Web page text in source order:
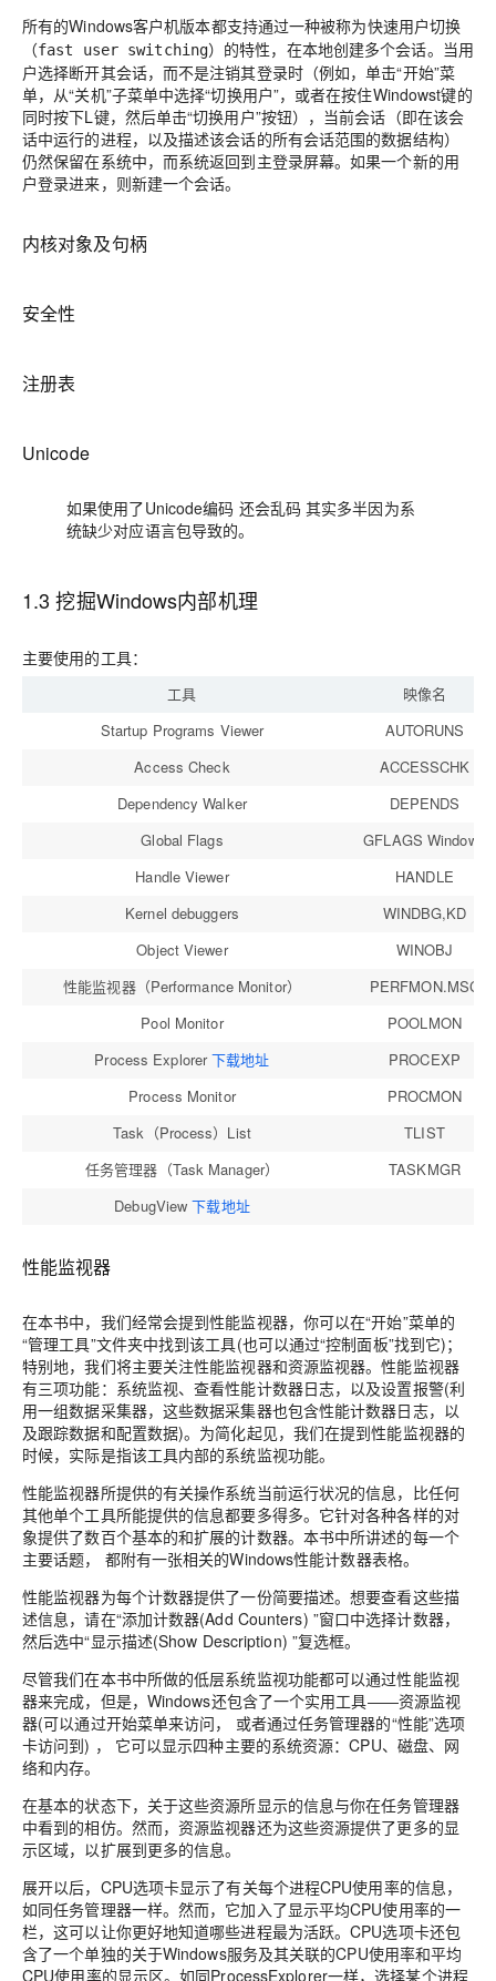
所有的Windows客户机版本都支持通过一种被称为快速用户切换
（fast user switching） 的特性，在本地创建多个会话。当用
户选择断开其会话，而不是注销其登录时（例如，单击“开始”菜
单，从“关机”子菜单中选择“切换用户”，或者在按住Windowst键的
同时按下L键，然后单击“切换用户”按钮），当前会话（即在该会
话中运行的进程，以及描述该会话的所有会话范围的数据结构）
仍然保留在系统中，而系统返回到主登录屏幕。如果一个新的用
户登录进来，则新建一个会话。
内核对象及句柄
安全性
注册表
Unicode
如果使用了Unicode编码 还会乱码 其实多半因为系
统缺少对应语言包导致的。
1.3 挖掘Windows内部机理
主要使用的工具：
工具
映像名
Startup Programs Viewer
AUTORUNS
Access Check
ACCESSCHK
Dependency Walker
DEPENDS
Global Flags
GFLAGS Windows
Handle Viewer
HANDLE
Kernel debuggers
WINDBG,KD
Object Viewer
WINOBJ
性能监视器（Performance Monitor）
PERFMON.MSC
Pool Monitor
POOLMON
Process Explorer下载地址
PROCEXP
Process Monitor
PROCMON
Task（Process）List
TLIST
任务管理器（Task Manager）
TASKMGR
DebugView下载地址
性能监视器
在本书中，我们经常会提到性能监视器，你可以在“开始”菜单的
“管理工具”文件夹中找到该工具(也可以通过“控制面板”找到它)；
特别地，我们将主要关注性能监视器和资源监视器。性能监视器
有三项功能：系统监视、查看性能计数器日志，以及设置报警(利
用一组数据采集器，这些数据采集器也包含性能计数器日志，以
及跟踪数据和配置数据)。为简化起见，我们在提到性能监视器的
时候，实际是指该工具内部的系统监视功能。
性能监视器所提供的有关操作系统当前运行状况的信息，比任何
其他单个工具所能提供的信息都要多得多。它针对各种各样的对
象提供了数百个基本的和扩展的计数器。本书中所讲述的每一个
主要话题， 都附有一张相关的Windows性能计数器表格。
性能监视器为每个计数器提供了一份简要描述。想要查看这些描
述信息，请在“添加计数器(Add Counters) ”窗口中选择计数器，
然后选中“显示描述(Show Description) ”复选框。
尽管我们在本书中所做的低层系统监视功能都可以通过性能监视
器来完成，但是，Windows还包含了一个实用工具――资源监视
器(可以通过开始菜单来访问， 或者通过任务管理器的“性能”选项
卡访问到) ， 它可以显示四种主要的系统资源：CPU、磁盘、网
络和内存。
在基本的状态下，关于这些资源所显示的信息与你在任务管理器
中看到的相仿。然而，资源监视器还为这些资源提供了更多的显
示区域，以扩展到更多的信息。
展开以后，CPU选项卡显示了有关每个进程CPU使用率的信息，
如同任务管理器一样。然而，它加入了显示平均CPU使用率的一
栏，这可以让你更好地知道哪些进程最为活跃。CPU选项卡还包
含了一个单独的关于Windows服务及其关联的CPU使用率和平均
CPU使用率的显示区。如同ProcessExplorer一样，选择某个进程